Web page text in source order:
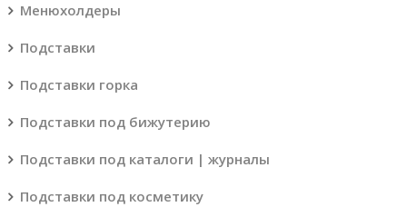
Менюхолдеры
Подставки
Подставки горка
Подставки под бижутерию
Подставки под каталоги | журналы
Подставки под косметику